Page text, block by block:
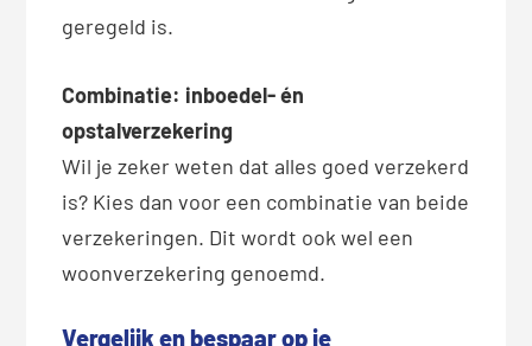
geregeld is.
Combinatie: inboedel- én
opstalverzekering
Wil je zeker weten dat alles goed verzekerd
is? Kies dan voor een combinatie van beide
verzekeringen. Dit wordt ook wel een
woonverzekering genoemd.
Vergelijk en bespaar op je